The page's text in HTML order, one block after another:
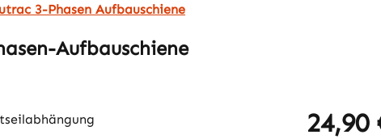
3-Phasen Aufbauschiene
Aufbauschiene
Regulärer
24,90